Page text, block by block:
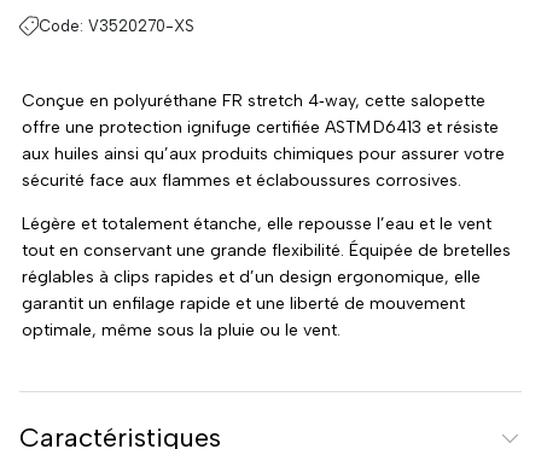
Code: V3520270-XS
Conçue en polyuréthane FR stretch 4‑way, cette salopette
offre une protection ignifuge certifiée ASTM D6413 et résiste
aux huiles ainsi qu’aux produits chimiques pour assurer votre
sécurité face aux flammes et éclaboussures corrosives.
Légère et totalement étanche, elle repousse l’eau et le vent
tout en conservant une grande flexibilité. Équipée de bretelles
réglables à clips rapides et d’un design ergonomique, elle
garantit un enfilage rapide et une liberté de mouvement
optimale, même sous la pluie ou le vent.
Caractéristiques